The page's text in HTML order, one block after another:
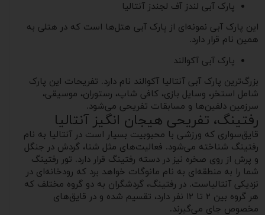
پارک آبی لندز آف لجندز آنتالیا
این پارک آبی نمونه‌ای از پارک آبی هتل‌ها است که در هتلی به
همین نام قرار دارد.
پارک آبی آکوالند
بزرگ‌ترین پارک آبی آنتالیا آکوالند نام دارد. تفریحات این پارک
شامل استخر، وسایل بازی، کافی شاپ، رستوران، موسیقی،
سرزمین دلفین‌ها و مسابقات تفریحی می‌شود.
رفتینگ، تفریحی هیجان انگیز آنتالیا
قایق‌سواری که ورزشی با محبوبیت بسیار است در آنتالیا به نام
رفتینگ شناخته می‌شود. فعالیت‌های مثل شنا، گردش در جنگل
و پرش از روی صخره نیز در دسته رفتینگ قرار دارد. تور رفتینگ
شما را به منطقه‌ای به نام مانوگات خواهد برد که رودخانه‌ای در
نزدیکی آنتالیاست. در رفتینگ، گردشگران به دو گروه مختلف که
هر گروه بین ۲ تا ۱۲ نفر دارد، تقسیم شده و در قایق‌های
مخصوص جای می‌گیرند.